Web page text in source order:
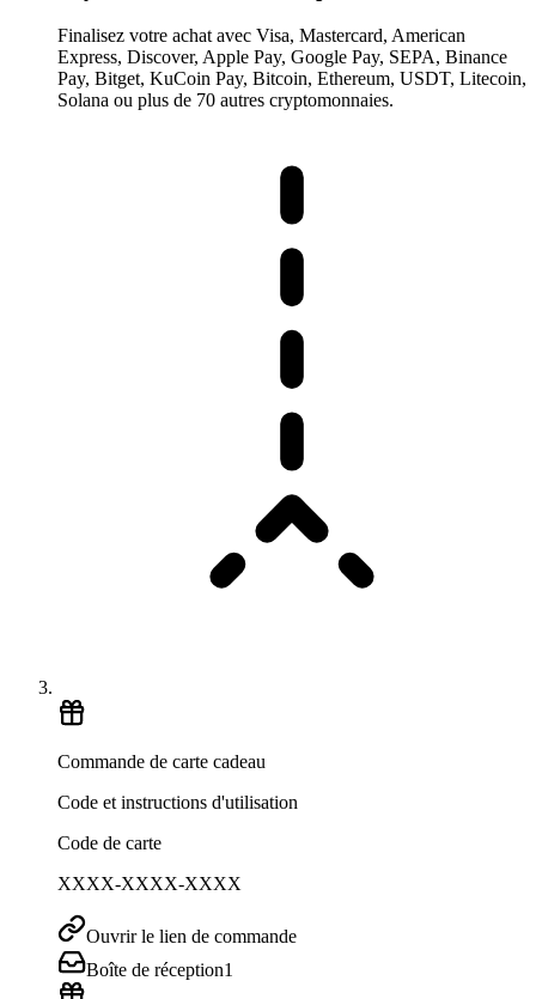
Finalisez votre achat avec Visa, Mastercard, American
Express, Discover, Apple Pay, Google Pay, SEPA, Binance
Pay, Bitget, KuCoin Pay, Bitcoin, Ethereum, USDT, Litecoin,
Solana ou plus de 70 autres cryptomonnaies.
Commande de carte cadeau
Code et instructions d'utilisation
Code de carte
XXXX-XXXX-XXXX
Ouvrir le lien de commande
Boîte de réception1